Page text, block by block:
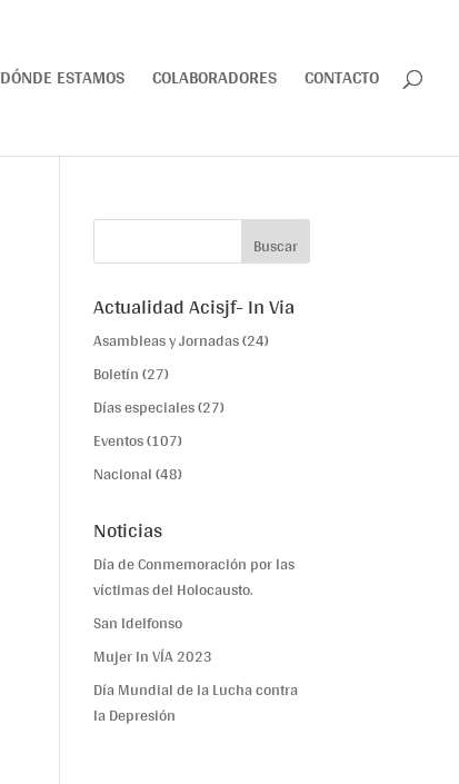
DÓNDE ESTAMOS COLABORADORES CONTACTO
Actualidad Acisjf- In Via
Asambleas y Jornadas(24)
Boletín(27)
Días especiales(27)
Eventos(107)
Nacional(48)
Noticias
Día de Conmemoración por las
víctimas del Holocausto.
San Idelfonso
Mujer In VÍA 2023
Día Mundial de la Lucha contra
la Depresión